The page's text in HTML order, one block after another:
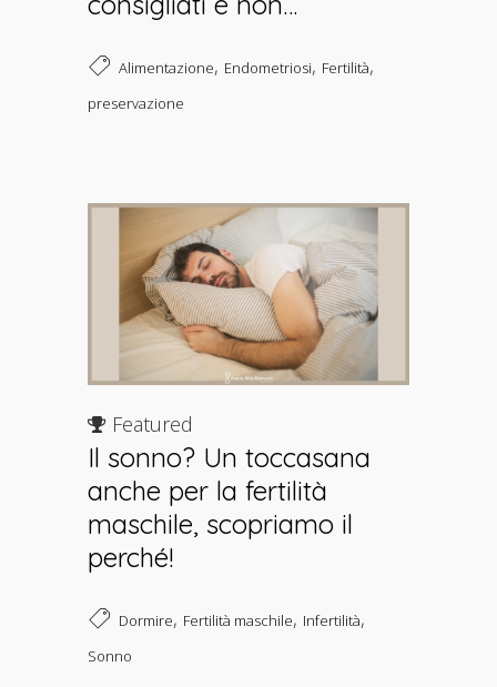
Alimentazione, Endometriosi, Fertilità,
preservazione
Featured
Il sonno? Un toccasana
anche per la fertilità
maschile, scopriamo il
perché!
Dormire, Fertilità maschile, Infertilità,
Sonno